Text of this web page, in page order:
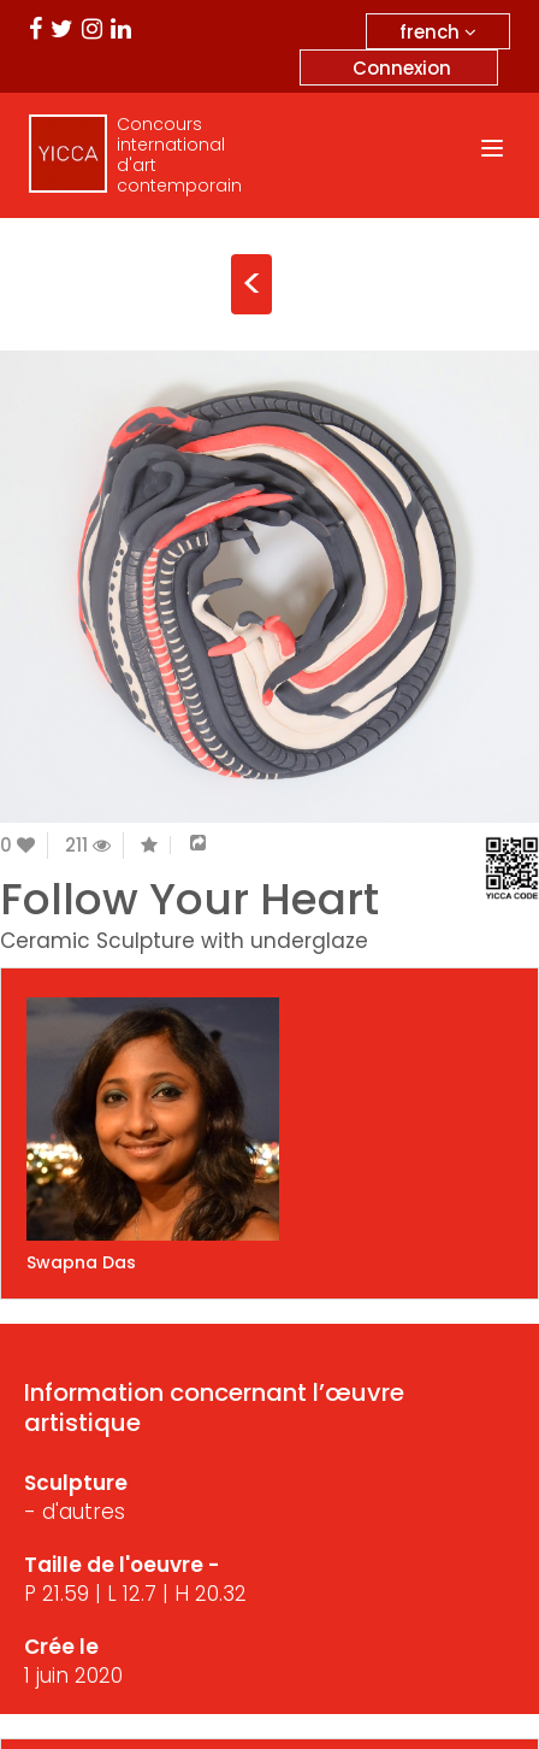
french
Connexion
Concours
international
d'art
contemporain
<
0 211
Follow Your Heart
Ceramic Sculpture with underglaze
Swapna Das
Information concernant l’œuvre
artistique
Sculpture
- d'autres
Taille de l'oeuvre -
P 21.59 | L 12.7 | H 20.32
Crée le
1 juin 2020